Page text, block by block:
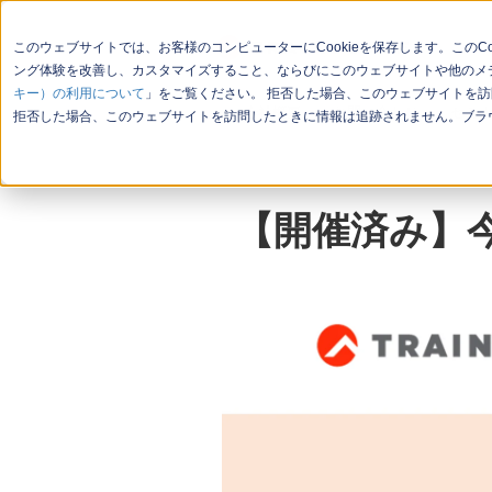
このウェブサイトでは、お客様のコンピューターにCookieを保存します。この
ング体験を改善し、カスタマイズすること、ならびにこのウェブサイトや他の
キー）の利用について 」をご覧ください。 拒否した場合、このウェブサイト
拒否した場合、このウェブサイトを訪問したときに情報は追跡されません。ブ
会社概要 お問い合わせ セミ
【開催済み